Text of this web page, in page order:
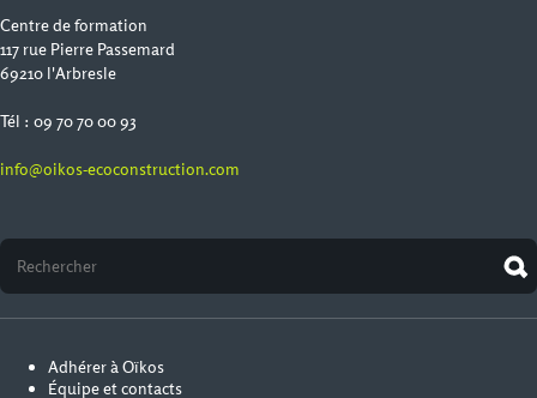
Centre de formation
117 rue Pierre Passemard
69210 l'Arbresle
Tél : 09 70 70 00 93
info@oikos-ecoconstruction.com
Adhérer à Oïkos
Équipe et contacts